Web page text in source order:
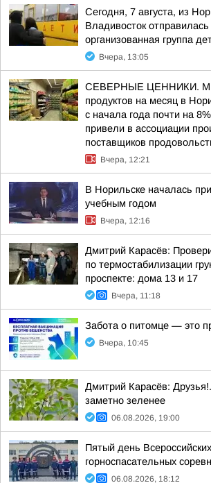
Сегодня, 7 августа, из
Владивосток
организованная группа
Вчера, 13:05
СЕВЕРНЫЕ ЦЕННИКИ.
продуктов на месяц в
с начала года почти на
привели в ассоциации
поставщиков
Вчера, 12:21
В Норильске началась
учебным годом
Вчера, 12:16
Дмитрий Карасёв:
по термостабилизации
проспекте: дома 13 и 17
Вчера, 11:18
Забота о питомце — это
Вчера, 10:45
Дмитрий Карасёв:
заметно зеленее
06.08.2026, 19:00
Пятый день Всероссийских
горноспасательных
06.08.2026, 18:12